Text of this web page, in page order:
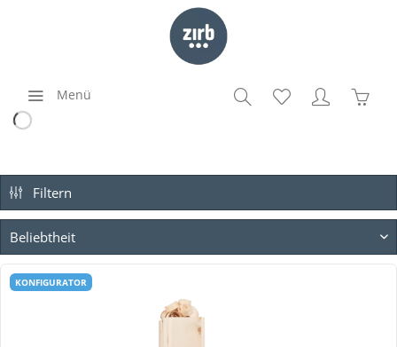
Menü
Filtern
KONFIGURATOR